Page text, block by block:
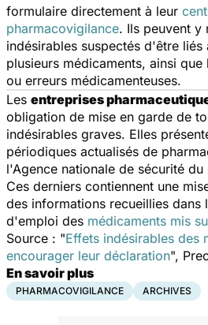
formulaire directement à leur
pharmacovigilance. Ils peuvent y
indésirables suspectés d'être
plusieurs médicaments, ainsi que
ou erreurs médicamenteuses.
Les entreprises
obligation de mise en garde de
indésirables graves. Elles
périodiques actualisés de
l'Agence nationale de sécurité
Ces derniers contiennent une
des informations recueillies dans
d'emploi des médicaments mis
Source : "Effets indésirables des
encourager leur déclaration",
En savoir plus
PHARMACOVIGILANCE ARCHIVES